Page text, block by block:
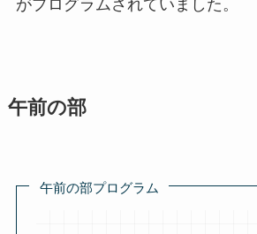
がプログラムされていました。
午前の部
午前の部プログラム